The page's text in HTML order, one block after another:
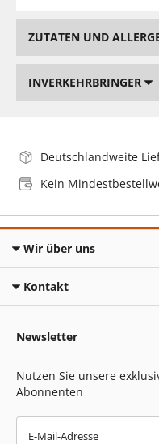
ZUTATEN UND
INVERKEHRBRINGER
Deutschlandweite
Kein
Wir über uns
Kontakt
Newsletter
Nutzen Sie unsere
Abonnenten
E-Mail-Adresse